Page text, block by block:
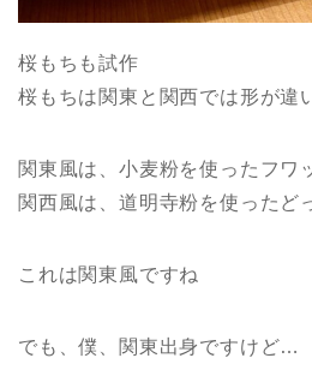
桜もちも試作
桜もちは関東と関西では形が違
関東風は、小麦粉を使ったフワ
関西風は、道明寺粉を使ったど
これは関東風ですね
でも、僕、関東出身ですけど…